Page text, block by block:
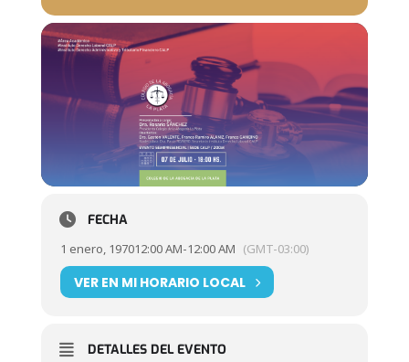
FECHA
1 enero, 197012:00 AM-12:00 AM (GMT-03:00)
VER EN MI HORARIO LOCAL
DETALLES DEL EVENTO